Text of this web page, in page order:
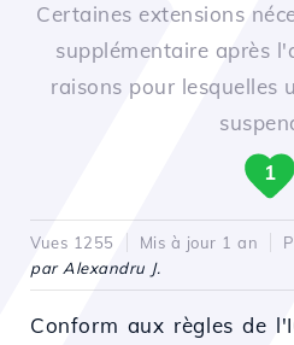
Certaines extensions
supplémentaire après
raisons pour lesquelles
1
Vues 1255 Mis à jour 1 an
par Alexandru J.
Conform aux règles de